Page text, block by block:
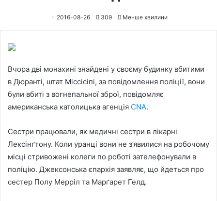
2016-08-26 309 Менше хвилини
Вчора дві монахині знайдені у своєму будинку вбитими
в Дюранті, штат Міссісіпі, за повідомлення поліції, вони
були вбиті з вогнепальної зброї, повідомляє
американська католицька агенція CNA.
Сестри працювали, як медичні сестри в лікарні
Лексінґтону. Коли уранці вони не з’явилися на робочому
місці стривожені колеги по роботі зателефонували в
поліцію. Джексонська єпархія заявляє, що йдеться про
сестер Полу Мерріл та Марґарет Гелд.